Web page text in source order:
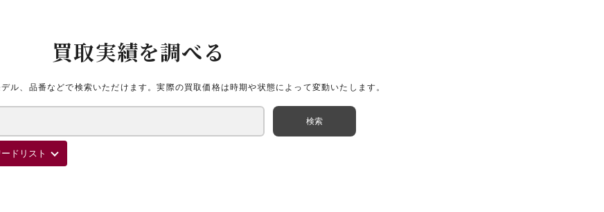
買取実績を調べる
ル、品番などで検索いただけます。実際の買取価格は時期や状態によって変動いたします。
ドリスト